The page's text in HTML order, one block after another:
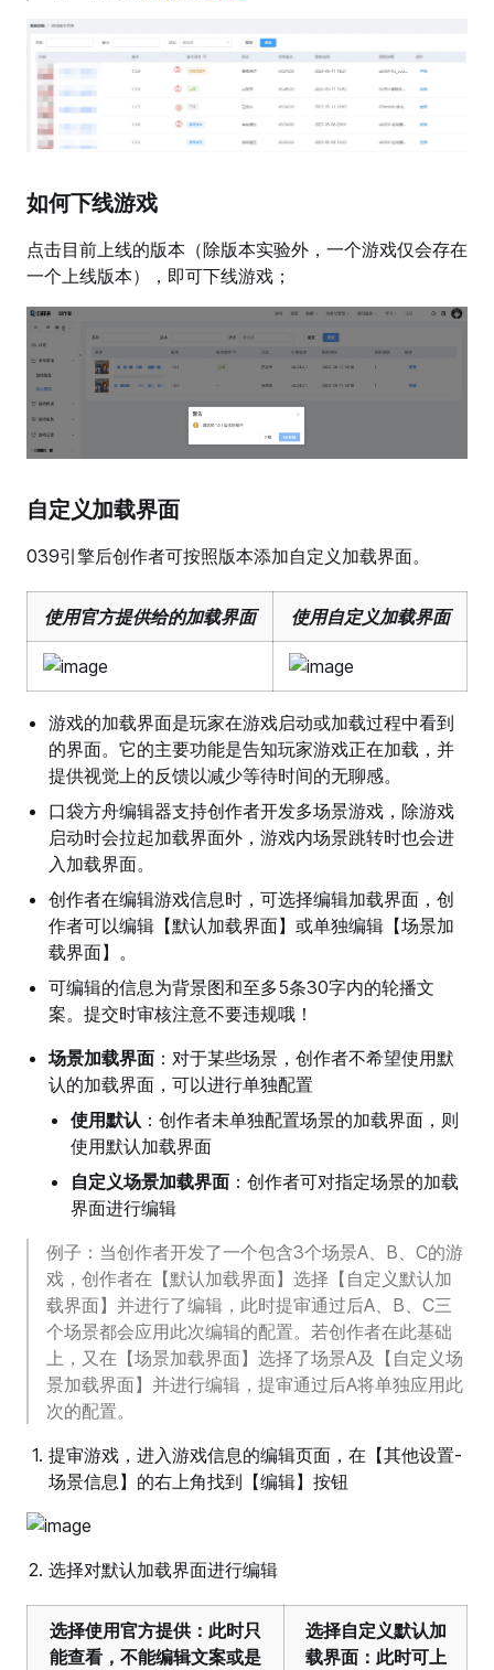
如何下线游戏
点击目前上线的版本（除版本实验外，一个游戏仅会存在
一个上线版本），即可下线游戏；
自定义加载界面
039引擎后创作者可按照版本添加自定义加载界面。
使用官方提供给的加载界面 使用自定义加载界面
游戏的加载界面是玩家在游戏启动或加载过程中看到
的界面。它的主要功能是告知玩家游戏正在加载，并
提供视觉上的反馈以减少等待时间的无聊感。
口袋方舟编辑器支持创作者开发多场景游戏，除游戏
启动时会拉起加载界面外，游戏内场景跳转时也会进
入加载界面。
创作者在编辑游戏信息时，可选择编辑加载界面，创
作者可以编辑【默认加载界面】或单独编辑【场景加
载界面】。
可编辑的信息为背景图和至多5条30字内的轮播文
案。提交时审核注意不要违规哦！
场景加载界面 ：对于某些场景，创作者不希望使用默
认的加载界面，可以进行单独配置
使用默认 ：创作者未单独配置场景的加载界面，则
使用默认加载界面
自定义场景加载界面 ：创作者可对指定场景的加载
界面进行编辑
例子：当创作者开发了一个包含3个场景A、B、C的游
戏，创作者在【默认加载界面】选择【自定义默认加
载界面】并进行了编辑，此时提审通过后A、B、C三
个场景都会应用此次编辑的配置。若创作者在此基础
上，又在【场景加载界面】选择了场景A及【自定义场
景加载界面】并进行编辑，提审通过后A将单独应用此
次的配置。
提审游戏，进入游戏信息的编辑页面，在【其他设置-
场景信息】的右上角找到【编辑】按钮
选择对默认加载界面进行编辑
选择使用官方提供：此时只
能查看，不能编辑文案或是
选择自定义默认加
载界面：此时可上